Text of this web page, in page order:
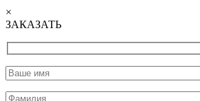
×
ЗАКАЗАТЬ